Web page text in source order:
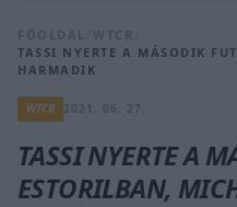
FŐOLDAL WTCR
TASSI NYERTE A MÁSODIK
HARMADIK
WTCR
TASSI NYERTE A
ESTORILBAN,